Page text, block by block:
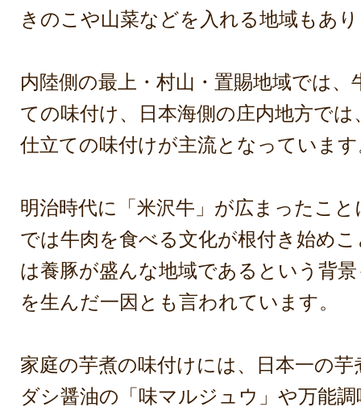
きのこや山菜などを入れる地域もあ
内陸側の最上・村山・置賜地域では、
ての味付け、日本海側の庄内地方で
仕立ての味付けが主流となっていま
明治時代に「米沢牛」が広まったこ
では牛肉を食べる文化が根付き始め
は養豚が盛んな地域であるという背
を生んだ一因とも言われています。
家庭の芋煮の味付けには、日本一の
ダシ醤油の「味マルジュウ」や万能